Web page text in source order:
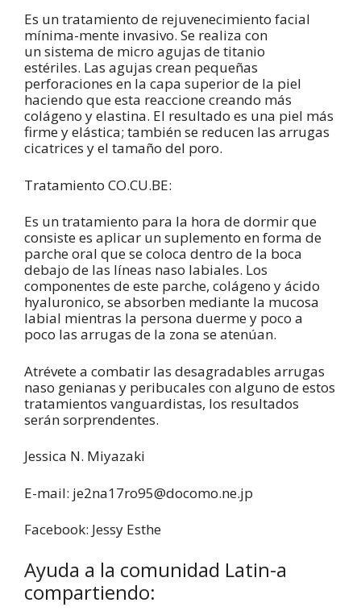
Es un tratamiento de rejuvenecimiento facial
mínima-mente invasivo. Se realiza con
un sistema de micro agujas de titanio
estériles. Las agujas crean pequeñas
perforaciones en la capa superior de la piel
haciendo que esta reaccione creando más
colágeno y elastina. El resultado es una piel más
firme y elástica; también se reducen las arrugas
cicatrices y el tamaño del poro.
Tratamiento CO.CU.BE:
Es un tratamiento para la hora de dormir que
consiste es aplicar un suplemento en forma de
parche oral que se coloca dentro de la boca
debajo de las líneas naso labiales. Los
componentes de este parche, colágeno y ácido
hyaluronico, se absorben mediante la mucosa
labial mientras la persona duerme y poco a
poco las arrugas de la zona se atenúan.
Atrévete a combatir las desagradables arrugas
naso genianas y peribucales con alguno de estos
tratamientos vanguardistas, los resultados
serán sorprendentes.
Jessica N. Miyazaki
E-mail: je2na17ro95@docomo.ne.jp
Facebook: Jessy Esthe
Ayuda a la comunidad Latin-a
compartiendo: